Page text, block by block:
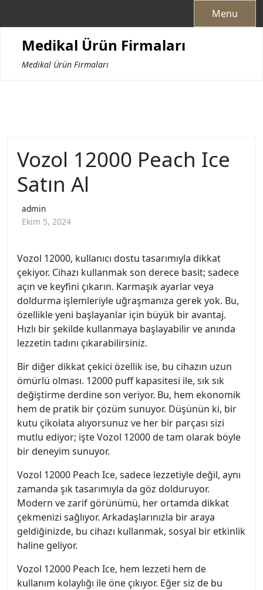
Menu
Medikal Ürün Firmaları
Medikal Ürün Firmaları
Vozol 12000 Peach Ice
Satın Al
admin
Ekim 5, 2024
Vozol 12000, kullanıcı dostu tasarımıyla dikkat
çekiyor. Cihazı kullanmak son derece basit; sadece
açın ve keyfini çıkarın. Karmaşık ayarlar veya
doldurma işlemleriyle uğraşmanıza gerek yok. Bu,
özellikle yeni başlayanlar için büyük bir avantaj.
Hızlı bir şekilde kullanmaya başlayabilir ve anında
lezzetin tadını çıkarabilirsiniz.
Bir diğer dikkat çekici özellik ise, bu cihazın uzun
ömürlü olması. 12000 puff kapasitesi ile, sık sık
değiştirme derdine son veriyor. Bu, hem ekonomik
hem de pratik bir çözüm sunuyor. Düşünün ki, bir
kutu çikolata alıyorsunuz ve her bir parçası sizi
mutlu ediyor; işte Vozol 12000 de tam olarak böyle
bir deneyim sunuyor.
Vozol 12000 Peach Ice, sadece lezzetiyle değil, aynı
zamanda şık tasarımıyla da göz dolduruyor.
Modern ve zarif görünümü, her ortamda dikkat
çekmenizi sağlıyor. Arkadaşlarınızla bir araya
geldiğinizde, bu cihazı kullanmak, sosyal bir etkinlik
haline geliyor.
Vozol 12000 Peach Ice, hem lezzeti hem de
kullanım kolaylığı ile öne çıkıyor. Eğer siz de bu